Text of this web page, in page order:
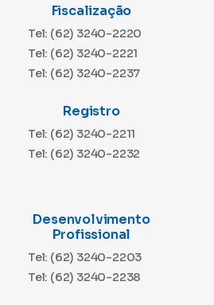
Fiscalização
Tel: (62) 3240-2220
Tel: (62) 3240-2221
Tel: (62) 3240-2237
Registro
Tel: (62) 3240-2211
Tel: (62) 3240-2232
Desenvolvimento
Profissional
Tel: (62) 3240-2203
Tel: (62) 3240-2238